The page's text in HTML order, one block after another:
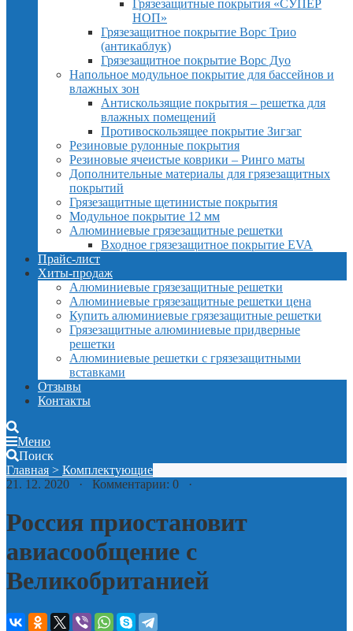
Грязезащитные покрытия «СУПЕР
НОП»
Грязезащитное покрытие Ворс Трио
(антикаблук)
Грязезащитное покрытие Ворс Дуо
Напольное модульное покрытие для бассейнов и
влажных зон
Антискользящие покрытия – решетка для
влажных помещений
Противоскользящее покрытие Зигзаг
Резиновые рулонные покрытия
Резиновые ячеистые коврики – Ринго маты
Дополнительные материалы для грязезащитных
покрытий
Грязезащитные щетинистые покрытия
Модульное покрытие 12 мм
Алюминиевые грязезащитные решетки
Входное грязезащитное покрытие EVA
Прайс-лист
Хиты-продаж
Алюминиевые грязезащитные решетки
Алюминиевые грязезащитные решетки цена
Купить алюминиевые грязезащитные решетки
Грязезащитные алюминиевые придверные
решетки
Алюминиевые решетки с грязезащитными
вставками
Отзывы
Контакты
Меню
Поиск
Главная > Комплектующие
21. 12. 2020 · Комментарии: 0 ·
Россия приостановит
авиасообщение с
Великобританией